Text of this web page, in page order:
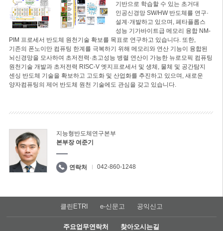
기반으로 학습할 수 있는 초거대
인공신경망 SW/HW 반도체를 연구·
설계·개발하고 있으며, 페타플롭스
성능 기가바이트급 메모리 융합 NM-
PIM 프로세서 반도체 원천기술 확보를 목표로 연구하고 있습니다. 또한,
기존의 폰노이만 컴퓨팅 한계를 극복하기 위해 메모리와 연산 기능이 융합된
뇌신경망을 모사하여 초저전력·초고성능 병렬 연산이 가능한 뉴로모픽 컴퓨팅
원천기술 개발과 초저전력 RISC-V 엣지프로세서 및 생체, 물체 및 공간탐지
센싱 반도체 기술을 확보하고 고도화 및 산업화를 추진하고 있으며, 새로운
양자컴퓨팅의 제어 반도체 원천 기술에도 관심을 갖고 있습니다.
지능형반도체연구본부
본부장 여준기
연락처 042-860-1248
클린ETRI e-신문고 공익신고
주요업무연락처 찾아오시는길